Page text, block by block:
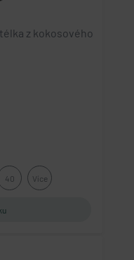
z kokosového
40 Více